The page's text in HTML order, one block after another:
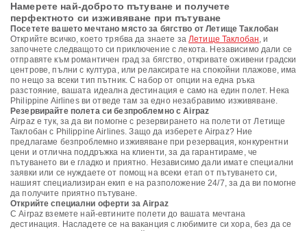
Намерете най-доброто пътуване и получете
перфектното си изживяване при пътуване
Посетете вашето мечтано място за бягство от Летище Таклобан
Открийте всичко, което трябва да знаете заЛетище Таклобан, и
започнете следващото си приключение с лекота. Независимо дали се
отправяте към романтичен град за бягство, откривате оживени градски
центрове, пълни с култура, или релаксирате на спокойни плажове, има
по нещо за всеки тип пътник. С набор от опции на една ръка
разстояние, вашата идеална дестинация е само на един полет. Нека
Philippine Airlines ви отведе там за едно незабравимо изживяване.
Резервирайте полета си безпроблемно с Airpaz
Airpaz е тук, за да ви помогне с резервирането на полети от Летище
Таклобан с Philippine Airlines. Защо да изберете Airpaz? Ние
предлагаме безпроблемно изживяване при резервация, конкурентни
цени и отлична поддръжка на клиенти, за да гарантираме, че
пътуването ви е гладко и приятно. Независимо дали имате специални
заявки или се нуждаете от помощ на всеки етап от пътуването си,
нашият специализиран екип е на разположение 24/7, за да ви помогне
да получите приятно пътуване.
Открийте специални оферти за Airpaz
С Airpaz вземете най-евтините полети до вашата мечтана
дестинация. Насладете се на ваканция с любимите си хора, без да се